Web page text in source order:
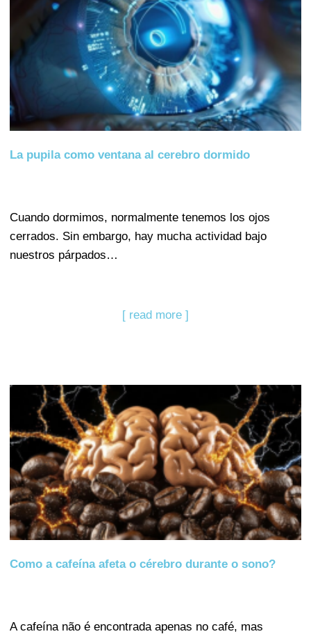
La pupila como ventana al cerebro dormido
Cuando dormimos, normalmente tenemos los ojos
cerrados. Sin embargo, hay mucha actividad bajo
nuestros párpados…
[ read more ]
Como a cafeína afeta o cérebro durante o sono?
A cafeína não é encontrada apenas no café, mas